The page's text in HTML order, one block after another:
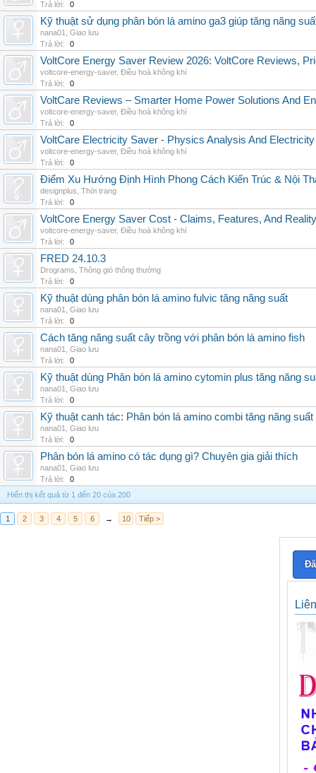
Trả lời:
0
Kỹ thuật sử dụng phân bón lá amino ga3 giúp tăng năng
nana01
Giao lưu
Trả lời:
0
VoltCore Energy Saver Review 2026: VoltCore Reviews,
voltcore-energy-saver, Điều hoà không khí
Trả lời:
0
VoltCare Reviews – Smarter Home Power Solutions And
voltcore-energy-saver, Điều hoà không khí
Trả lời:
0
VoltCare Electricity Saver - Physics Analysis And
voltcore-energy-saver, Điều hoà không khí
Trả lời:
0
Điểm Xu Hướng Định Hình Phong Cách Kiến Trúc & Nội
designplus Thời trang
Trả lời:
0
VoltCore Energy Saver Cost - Claims, Features, And
voltcore-energy-saver, Điều hoà không khí
Trả lời:
0
FRED 24.10.3
Drograms Thông gió thông thường
Trả lời:
0
Kỹ thuật dùng phân bón lá amino fulvic tăng năng suất
nana01
Giao lưu
Trả lời:
0
Cách tăng năng suất cây trồng với phân bón lá amino fish
nana01
Giao lưu
Trả lời:
0
Kỹ thuật dùng Phân bón lá amino cytomin plus tăng năng
nana01
Giao lưu
Trả lời:
0
Kỹ thuật canh tác: Phân bón lá amino combi tăng năng suất
nana01
Giao lưu
Trả lời:
0
Phân bón lá amino có tác dụng gì? Chuyên gia giải thích
nana01
Giao lưu
Trả lời:
0
Hiển thị kết quả từ 1 đến 20 của 200
1 2 3 4 5 6 → 10 Tiếp >